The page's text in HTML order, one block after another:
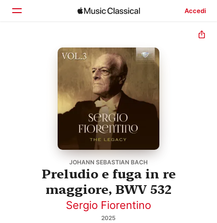
Accedi
JOHANN SEBASTIAN BACH
Preludio e fuga in re
maggiore, BWV 532
Sergio Fiorentino
2025